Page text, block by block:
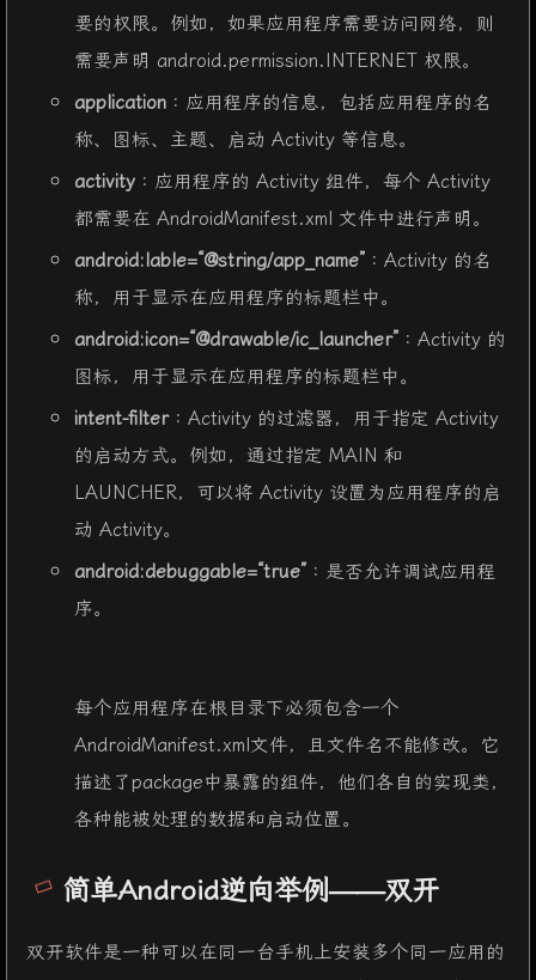
要的权限。例如，如果应用程序需要访问网络，则
需要声明 android.permission.INTERNET 权限。
application ：应用程序的信息，包括应用程序的名
称、图标、主题、启动 Activity 等信息。
activity ：应用程序的 Activity 组件，每个 Activity
都需要在 AndroidManifest.xml 文件中进行声明。
android:lable=“@string/app_name” ：Activity 的名
称，用于显示在应用程序的标题栏中。
android:icon=“@drawable/ic_launcher” ：Activity 的
图标，用于显示在应用程序的标题栏中。
intent-filter：Activity 的过滤器，用于指定 Activity
的启动方式。例如，通过指定 MAIN 和
LAUNCHER，可以将 Activity 设置为应用程序的启
动 Activity。
android:debuggable=“true” ：是否允许调试应用程
序。
每个应用程序在根目录下必须包含一个
AndroidManifest.xml文件，且文件名不能修改。它
描述了package中暴露的组件，他们各自的实现类，
各种能被处理的数据和启动位置。
简单Android逆向举例——双开
双开软件是一种可以在同一台手机上安装多个同一应用的